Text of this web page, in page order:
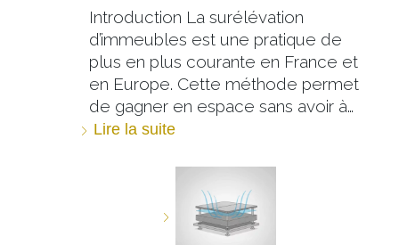
Introduction La surélévation
d’immeubles est une pratique de
plus en plus courante en France et
en Europe. Cette méthode permet
de gagner en espace sans avoir à…
Lire la suite